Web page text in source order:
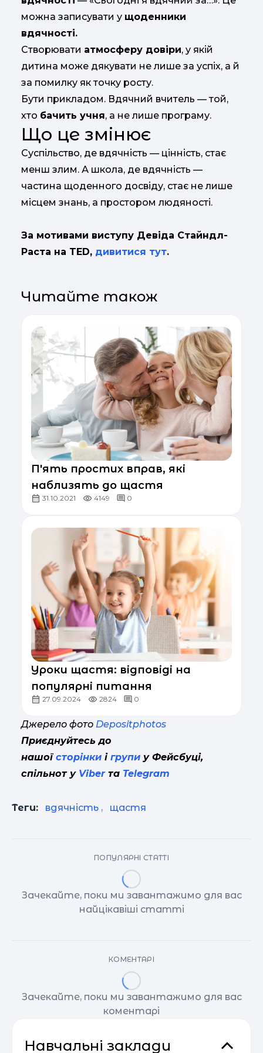
можна записувати у щоденники
вдячності.
Створювати атмосферу довіри, у якій
дитина може дякувати не лише за успіх, а й
за помилку як точку росту.
Бути прикладом. Вдячний вчитель — той,
хто бачить учня, а не лише програму.
Що це змінює
Суспільство, де вдячність — цінність, стає
менш злим. А школа, де вдячність —
частина щоденного досвіду, стає не лише
місцем знань, а простором людяності.
За мотивами виступу Девіда Стайндл-
Раста на TED, дивитися тут.
Читайте також
П'ять простих вправ, які
наблизять до щастя
31.10.2021 4149 0
Уроки щастя: відповіді на
популярні питання
27.09.2024 2824 0
Джерело фото Depositphotos
Приєднуйтесь до
нашої сторінки і групи у Фейсбуці,
спільнот у Viberта Telegram
Теги: вдячність , щастя
ПОПУЛЯРНІ СТАТТІ
Зачекайте, поки ми завантажимо для вас
найцікавіші статті
КОМЕНТАРІ
Зачекайте, поки ми завантажимо для вас
коментарі
Навчальні заклади